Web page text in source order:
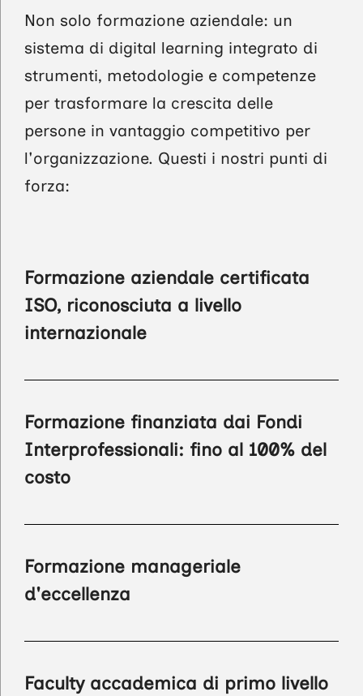
Non solo formazione aziendale: un
sistema di digital learning integrato di
strumenti, metodologie e competenze
per trasformare la crescita delle
persone in vantaggio competitivo per
l'organizzazione. Questi i nostri punti di
forza:
Formazione aziendale certificata
ISO, riconosciuta a livello
internazionale
Formazione finanziata dai Fondi
Interprofessionali: fino al 100% del
costo
Formazione manageriale
d'eccellenza
Faculty accademica di primo livello